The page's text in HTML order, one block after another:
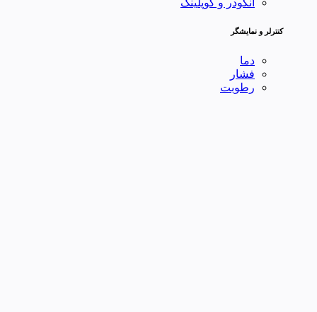
کنترلر و نمایشگر
دما
فشار
رطوبت